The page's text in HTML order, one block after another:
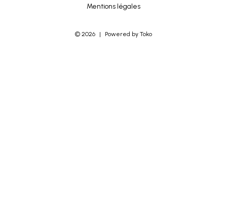
Mentions légales
© 2026 | Powered by Toko